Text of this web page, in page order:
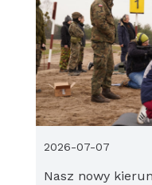
Nasz nowy
2026-07-07